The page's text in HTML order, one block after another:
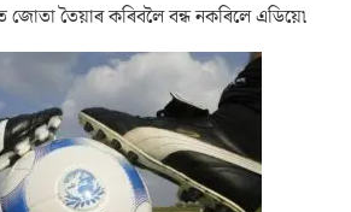
তৈয়াৰ কৰিবলৈ বন্ধ নকৰিলে এডিয়ে৷